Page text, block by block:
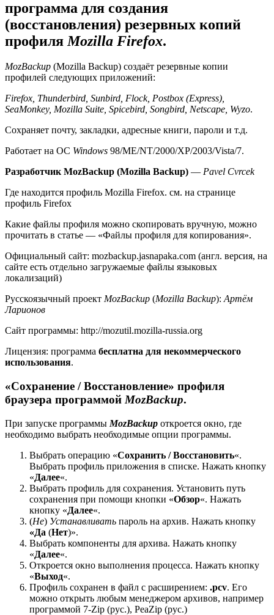
программа для создания
(восстановления) резервных копий
профиля Mozilla Firefox.
MozBackup (Mozilla Backup) создаёт резервные копии
профилей следующих приложений:
Firefox, Thunderbird, Sunbird, Flock, Postbox (Express),
SeaMonkey, Mozilla Suite, Spicebird, Songbird, Netscape, Wyzo.
Сохраняет почту, закладки, адресные книги, пароли и т.д.
Работает на ОС Windows 98/ME/NT/2000/XP/2003/Vista/7.
Разработчик MozBackup (Mozilla Backup) — Pavel Cvrcek
Где находится профиль Mozilla Firefox. см. на странице
профиль Firefox
Какие файлы профиля можно скопировать вручную, можно
прочитать в статье — «Файлы профиля для копирования».
Официальный сайт: mozbackup.jasnapaka.com (англ. версия, на
сайте есть отдельно загружаемые файлы языковых
локализаций)
Русскоязычный проект MozBackup (Mozilla Backup):Артём
Ларионов
Сайт программы: http://mozutil.mozilla-russia.org
Лицензия: программа бесплатна для некоммерческого
использования.
«Сохранение / Восстановление» профиля
браузера программойMozBackup.
При запуске программы MozBackup откроется окно, где
необходимо выбрать необходимые опции программы.
Выбрать операцию «Сохранить / Восстановить«.
Выбрать профиль приложения в списке. Нажать кнопку
«Далее«.
Выбрать профиль для сохранения. Установить путь
сохранения при помощи кнопки «Обзор«. Нажать
кнопку «Далее«.
(Не) Устанавливать пароль на архив. Нажать кнопку
«Да (Нет)».
Выбрать компоненты для архива. Нажать кнопку
«Далее«.
Откроется окно выполнения процесса. Нажать кнопку
«Выход«.
Профиль сохранен в файл с расширением: .pcv. Его
можно открыть любым менеджером архивов, например
программой 7-Zip (рус.), PeaZip (рус.)